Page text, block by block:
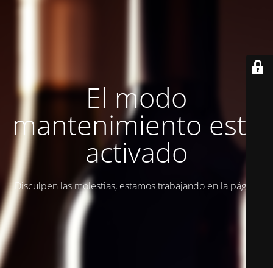
El modo
mantenimiento está
activado
Disculpen las molestias, estamos trabajando en la página